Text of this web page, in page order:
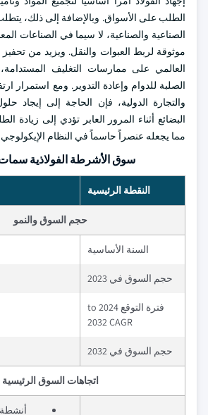
الطلب على الأسواق. وبالإضافة إلى ذلك،
الصناعية والصناعية، لا سيما في الصناعات
موثوقة لربط العبوات والنقل. ويزيد من تحفيز
العالمي على ممارسات التغليف
الصلبة للدوام وإعادة التدوير. ومع استمرار
والتجارة الدولية، فإن الحاجة إلى إيجاد
البضائع أثناء المرور العابر تؤدي إلى زيادة
مما يجعله عنصراً حاسماً في النظام
سوق الأشرطة الفولاذية سمات
النقطة الرئيسية
حجم السوق والنمو
السنة الأساسية
حجم السوق في 2023
فترة التوقع 2024 to
2032 CAGR
حجم السوق في 2032
اتجاهات السوق الرئيسية
أنشطة